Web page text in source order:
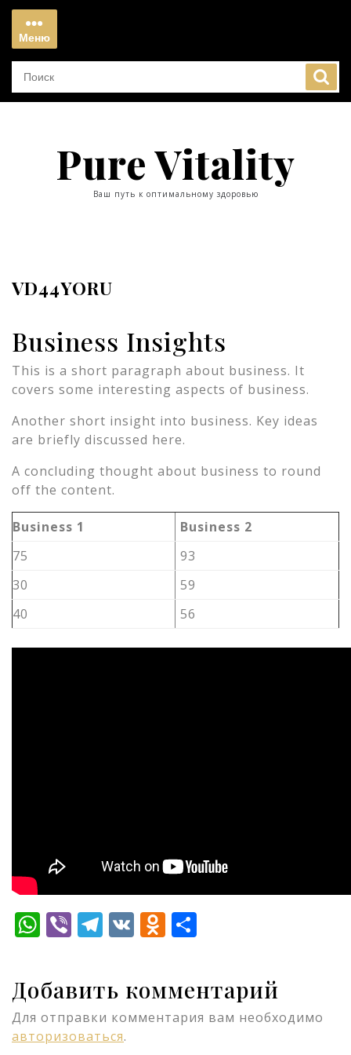
Перейти
содержимому
Меню
Меню
Pure Vitality
Ваш путь к оптимальному здоровью
VD44YORU
Business Insights
This is a short paragraph about business. It
covers some interesting aspects of business.
Another short insight into business. Key ideas
are briefly discussed here.
A concluding thought about business to round
off the content.
Business 1
Business 2
75
93
30
59
40
56
WhatsApp
ViberTelegram
VKOdnoklassniki
Добавить комментарий
Для отправки комментария вам необходимо
авторизоваться.